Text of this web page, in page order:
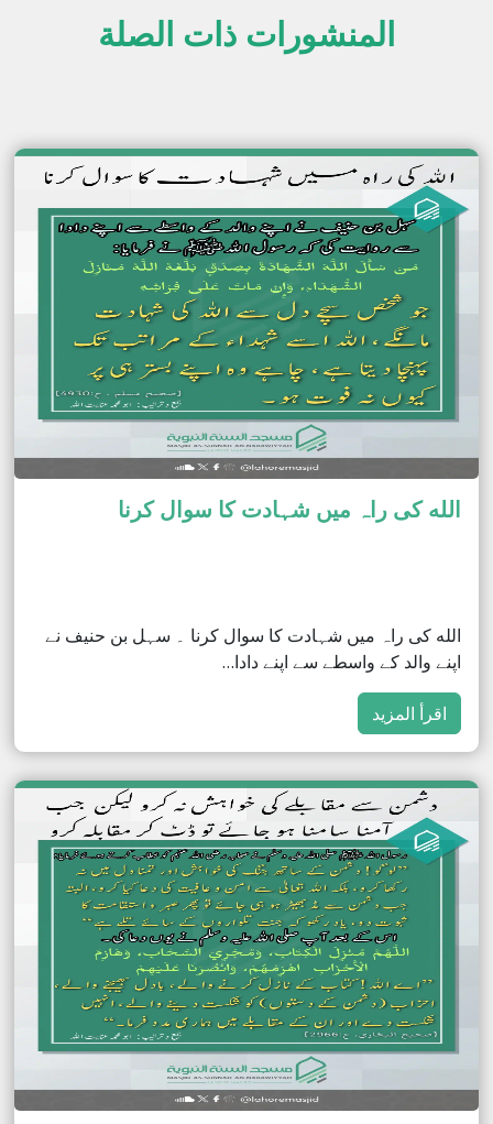
المنشورات ذات الصلة
الله کی راہ میں شہادت کا سوال کرنا
الله کی راہ میں شہادت کا سوال کرنا ۔ سہل بن حنیف نے
اپنے والد کے واسطے سے اپنے دادا…
اقرأ المزيد